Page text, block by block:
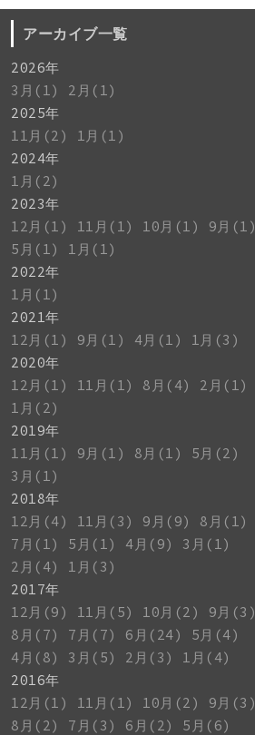
アーカイブ一覧
2026年
3月(1)
2月(1)
2025年
11月(2)
1月(1)
2024年
1月(2)
2023年
12月(1)
11月(1) 10月(1)
9月(1)
5月(1)
1月(1)
2022年
1月(1)
2021年
12月(1)
9月(1) 4月(1)
1月(3)
2020年
12月(1)
11月(1) 8月(4)
2月(1)
1月(2)
2019年
11月(1)
9月(1) 8月(1)
5月(2)
3月(1)
2018年
12月(4)
11月(3) 9月(9)
8月(1)
7月(1)
5月(1) 4月(9)
3月(1)
2月(4)
1月(3)
2017年
12月(9)
11月(5) 10月(2)
9月(3)
8月(7)
7月(7) 6月(24)
5月(4)
4月(8)
3月(5) 2月(3)
1月(4)
2016年
12月(1)
11月(1) 10月(2)
9月(3)
8月(2)
7月(3) 6月(2)
5月(6)